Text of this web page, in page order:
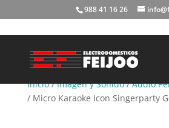
988 41 16 26
Inicio/Imagen y Sonido/Audio
/ Micro Karaoke Icon Singerparty